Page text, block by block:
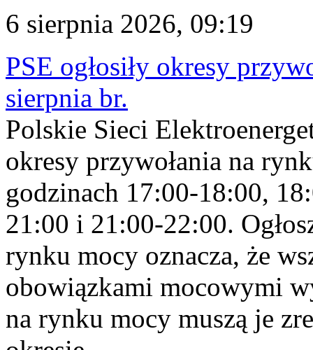
6 sierpnia 2026, 09:19
PSE ogłosiły okresy
sierpnia br.
Polskie Sieci
okresy przywołania na
godzinach 17:00-18:00,
21:00 i 21:00-22:00.
rynku mocy oznacza, że
obowiązkami mocowymi
na rynku mocy muszą je